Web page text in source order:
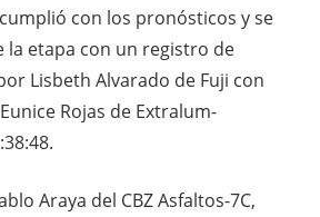
con los pronósticos y se
la etapa con un registro de
Lisbeth Alvarado de Fuji con
Rojas de Extralum-
Araya del CBZ Asfaltos-7C,